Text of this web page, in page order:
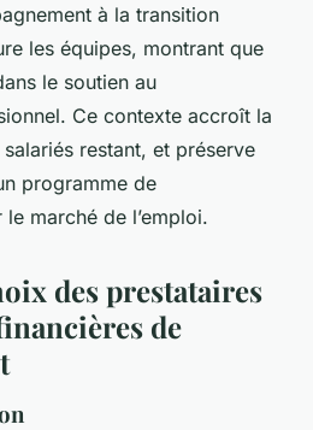
à la transition
les équipes, montrant que
le soutien au
Ce contexte accroît la
restant, et préserve
programme de
marché de l’emploi.
des prestataires
de